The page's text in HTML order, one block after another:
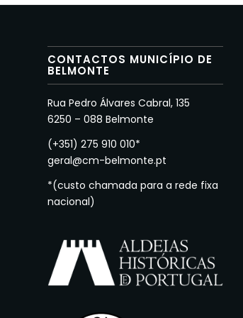
CONTACTOS MUNICÍPIO DE
BELMONTE
Rua Pedro Álvares Cabral, 135
6250 – 088 Belmonte
(+351) 275 910 010*
geral@cm-belmonte.pt
*(custo chamada para a rede fixa
nacional)